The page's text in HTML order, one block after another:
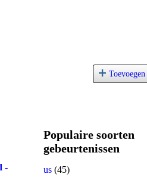
Toevoegen
-
Populaire soorten
gebeurtenissen
us (45)